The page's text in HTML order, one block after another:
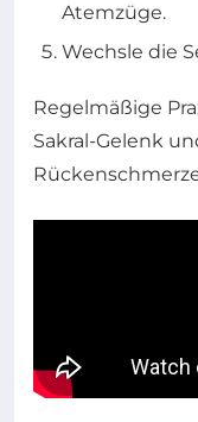
Atemzüge.
Wechsle die
Regelmäßige
Sakral-Gelenk